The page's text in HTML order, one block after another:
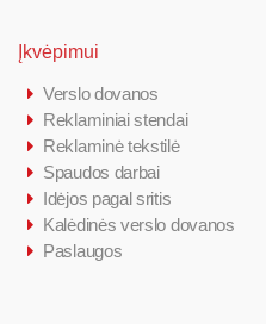
Įkvėpimui
Verslo dovanos
Reklaminiai stendai
Reklaminė tekstilė
Spaudos darbai
Idėjos pagal sritis
Kalėdinės verslo dovanos
Paslaugos